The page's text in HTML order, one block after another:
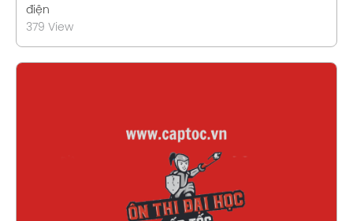
điện
379 View
Xem chi tiết